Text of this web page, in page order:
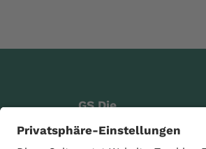
GS Die
Genossenschaft eG
Raiffeisenstraße 4